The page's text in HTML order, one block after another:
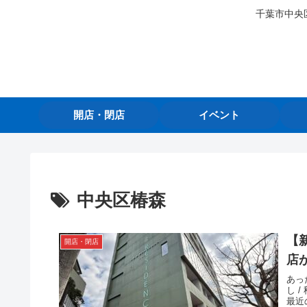
千葉市中央
開店・閉店 イベント
中央区椿森
開店・閉店
店
あっ
し /
最近